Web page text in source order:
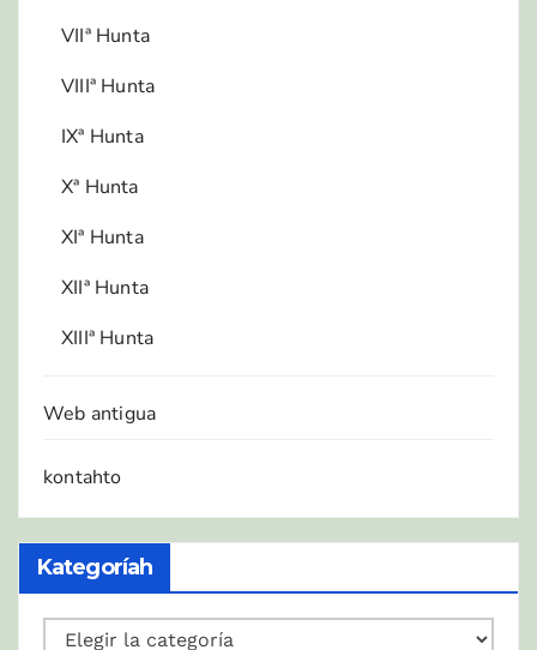
VIIª Hunta
VIIIª Hunta
IXª Hunta
Xª Hunta
XIª Hunta
XIIª Hunta
XIIIª Hunta
Web antigua
kontahto
Kategoríah
Kategoríah